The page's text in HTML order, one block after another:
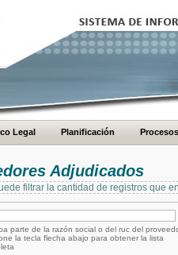
Legal Planificación Procesos
Adjudicados
filtrar la cantidad de registros que
parte de la razón social o del ruc del
la tecla flecha abajo para obtener la lista